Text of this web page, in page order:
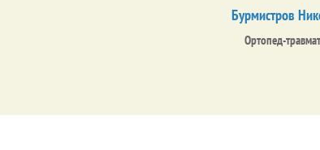
Бурмистров
Ортопед-